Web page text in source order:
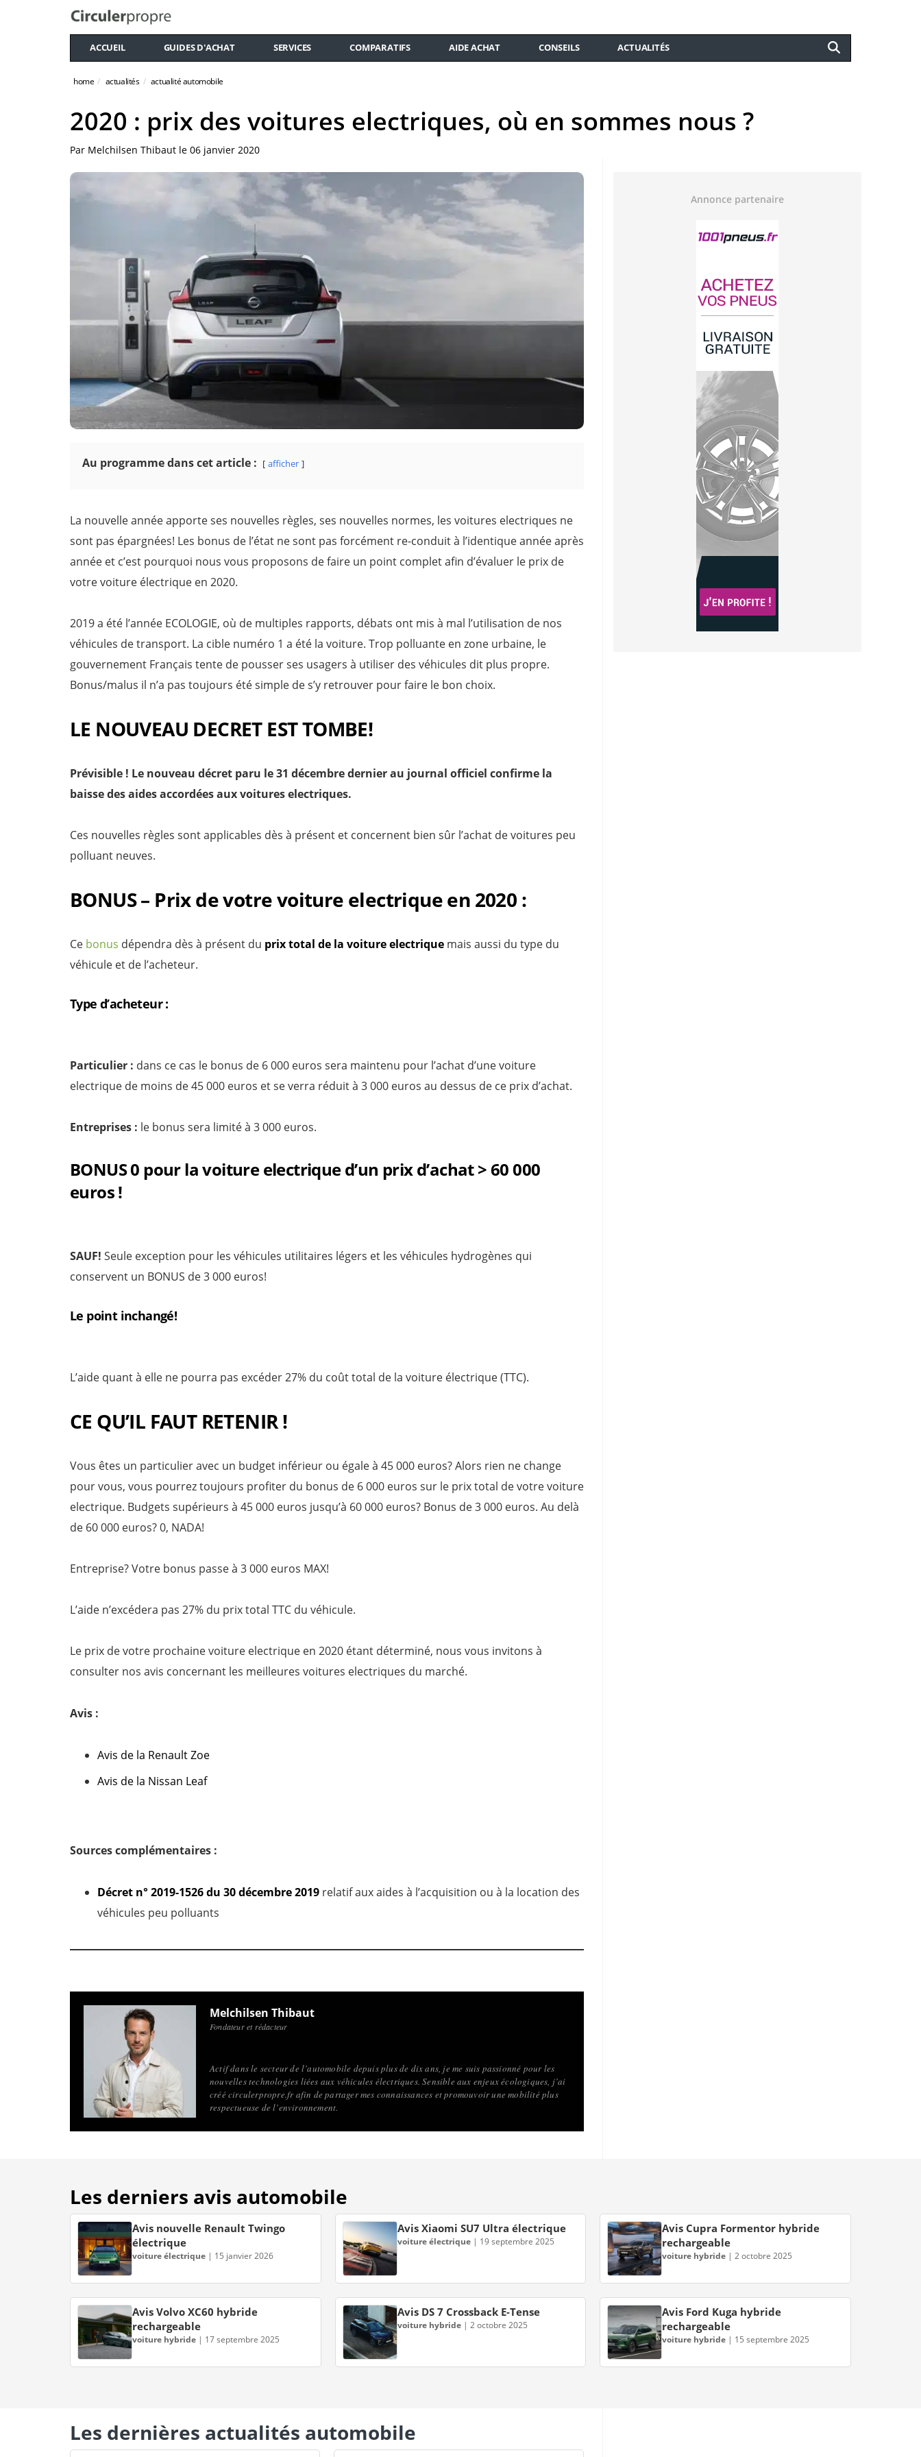
ACCUEIL GUIDES D'ACHAT SERVICES COMPARATIFS AIDE ACHAT CONSEILS ACTUALITÉS
home actualités actualité automobile
2020 : prix des voitures electriques, où en sommes nous ?
Par Melchilsen Thibaut le 06 janvier 2020
Au programme dans cet article : afficher
La nouvelle année apporte ses nouvelles règles, ses nouvelles normes, les voitures electriques ne
sont pas épargnées! Les bonus de l’état ne sont pas forcément re-conduit à l’identique année après
année et c’est pourquoi nous vous proposons de faire un point complet afin d’évaluer le prix de
votre voiture électrique en 2020.
2019 a été l’année ECOLOGIE, où de multiples rapports, débats ont mis à mal l’utilisation de nos
véhicules de transport. La cible numéro 1 a été la voiture. Trop polluante en zone urbaine, le
gouvernement Français tente de pousser ses usagers à utiliser des véhicules dit plus propre.
Bonus/malus il n’a pas toujours été simple de s’y retrouver pour faire le bon choix.
LE NOUVEAU DECRET EST TOMBE!
Prévisible ! Le nouveau décret paru le 31 décembre dernier au journal officiel confirme la
baisse des aides accordées aux voitures electriques.
Ces nouvelles règles sont applicables dès à présent et concernent bien sûr l’achat de voitures peu
polluant neuves.
BONUS – Prix de votre voiture electrique en 2020 :
Ce bonus dépendra dès à présent du prix total de la voiture electrique mais aussi du type du
véhicule et de l’acheteur.
Type d’acheteur :
Particulier : dans ce cas le bonus de 6 000 euros sera maintenu pour l’achat d’une voiture
electrique de moins de 45 000 euros et se verra réduit à 3 000 euros au dessus de ce prix d’achat.
Entreprises : le bonus sera limité à 3 000 euros.
BONUS 0 pour la voiture electrique d’un prix d’achat > 60 000
euros !
SAUF! Seule exception pour les véhicules utilitaires légers et les véhicules hydrogènes qui
conservent un BONUS de 3 000 euros!
Le point inchangé!
L’aide quant à elle ne pourra pas excéder 27% du coût total de la voiture électrique (TTC).
CE QU’IL FAUT RETENIR !
Vous êtes un particulier avec un budget inférieur ou égale à 45 000 euros? Alors rien ne change
pour vous, vous pourrez toujours profiter du bonus de 6 000 euros sur le prix total de votre voiture
electrique. Budgets supérieurs à 45 000 euros jusqu’à 60 000 euros? Bonus de 3 000 euros. Au delà
de 60 000 euros? 0, NADA!
Entreprise? Votre bonus passe à 3 000 euros MAX!
L’aide n’excédera pas 27% du prix total TTC du véhicule.
Le prix de votre prochaine voiture electrique en 2020 étant déterminé, nous vous invitons à
consulter nos avis concernant les meilleures voitures electriques du marché.
Avis :
Avis de la Renault Zoe
Avis de la Nissan Leaf
Sources complémentaires :
Décret n° 2019-1526 du 30 décembre 2019 relatif aux aides à l’acquisition ou à la location des
véhicules peu polluants
Melchilsen Thibaut
Fondateur et rédacteur
Actif dans le secteur de l’automobile depuis plus de dix ans, je me suis passionné pour les
nouvelles technologies liées aux véhicules électriques. Sensible aux enjeux écologiques, j’ai
créé circulerpropre.fr afin de partager mes connaissances et promouvoir une mobilité plus
respectueuse de l’environnement.
Annonce partenaire
Les derniers avis automobile
Avis nouvelle Renault Twingo
électrique
voiture électrique | 15 janvier 2026
Avis Xiaomi SU7 Ultra électrique
voiture électrique| 19 septembre 2025
Avis Cupra Formentor hybride
rechargeable
voiture hybride |2 octobre 2025
Avis Volvo XC60 hybride
rechargeable
voiture hybride | 17 septembre 2025
Avis DS 7 Crossback E-Tense
voiture hybride| 2 octobre 2025
Avis Ford Kuga hybride
rechargeable
voiture hybride | 15 septembre 2025
Les dernières actualités automobile